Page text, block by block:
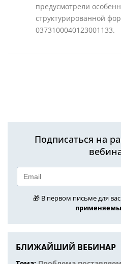
предусмотрели
структурированной
0373100040123001133.
Подписаться на
🎁 В первом письме для
БЛИЖАЙШИЙ ВЕБИНАР